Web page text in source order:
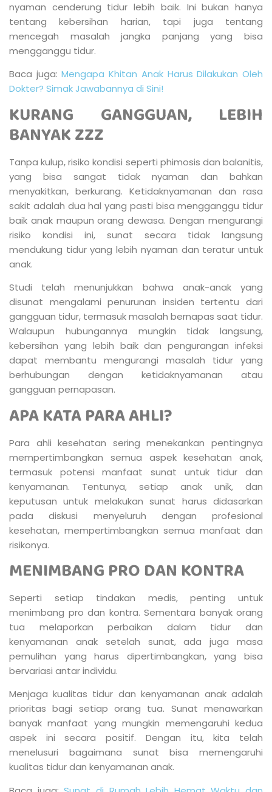
nyaman cenderung tidur lebih baik. Ini bukan hanya
tentang kebersihan harian, tapi juga tentang
mencegah masalah jangka panjang yang bisa
mengganggu tidur.
Baca juga:Mengapa Khitan Anak Harus Dilakukan Oleh
Dokter? Simak Jawabannya di Sini!
KURANG GANGGUAN, LEBIH
BANYAK ZZZ
Tanpa kulup, risiko kondisi seperti phimosis dan balanitis,
yang bisa sangat tidak nyaman dan bahkan
menyakitkan, berkurang. Ketidaknyamanan dan rasa
sakit adalah dua hal yang pasti bisa mengganggu tidur
baik anak maupun orang dewasa. Dengan mengurangi
risiko kondisi ini, sunat secara tidak langsung
mendukung tidur yang lebih nyaman dan teratur untuk
anak.
Studi telah menunjukkan bahwa anak-anak yang
disunat mengalami penurunan insiden tertentu dari
gangguan tidur, termasuk masalah bernapas saat tidur.
Walaupun hubungannya mungkin tidak langsung,
kebersihan yang lebih baik dan pengurangan infeksi
dapat membantu mengurangi masalah tidur yang
berhubungan dengan ketidaknyamanan atau
gangguan pernapasan.
APA KATA PARA AHLI?
Para ahli kesehatan sering menekankan pentingnya
mempertimbangkan semua aspek kesehatan anak,
termasuk potensi manfaat sunat untuk tidur dan
kenyamanan. Tentunya, setiap anak unik, dan
keputusan untuk melakukan sunat harus didasarkan
pada diskusi menyeluruh dengan profesional
kesehatan, mempertimbangkan semua manfaat dan
risikonya.
MENIMBANG PRO DAN KONTRA
Seperti setiap tindakan medis, penting untuk
menimbang pro dan kontra. Sementara banyak orang
tua melaporkan perbaikan dalam tidur dan
kenyamanan anak setelah sunat, ada juga masa
pemulihan yang harus dipertimbangkan, yang bisa
bervariasi antar individu.
Menjaga kualitas tidur dan kenyamanan anak adalah
prioritas bagi setiap orang tua. Sunat menawarkan
banyak manfaat yang mungkin memengaruhi kedua
aspek ini secara positif. Dengan itu, kita telah
menelusuri bagaimana sunat bisa memengaruhi
kualitas tidur dan kenyamanan anak.